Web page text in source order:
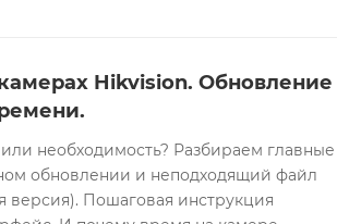
Hikvision. Обновление
необходимость? Разбираем главные
обновлении и неподходящий файл
версия). Пошаговая инструкция